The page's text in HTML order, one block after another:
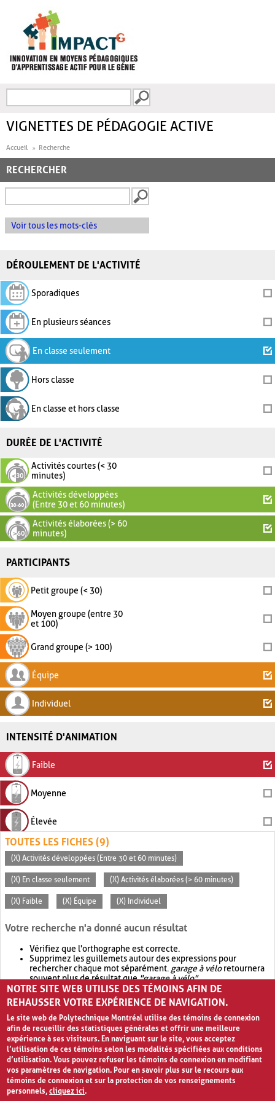
FORMULAIRE DE
VIGNETTES DE PÉDAGOGIE ACTIVE
Accueil Recherche
RECHERCHER
Voir tous les mots-clés
DÉROULEMENT DE L'ACTIVITÉ
Sporadiques
En plusieurs séances
En classe seulement
Hors classe
En classe et hors classe
DURÉE DE L'ACTIVITÉ
Activités courtes (< 30
minutes)
Activités développées
(Entre 30 et 60 minutes)
Activités élaborées (> 60
minutes)
PARTICIPANTS
Petit groupe (< 30)
Moyen groupe (entre 30
et 100)
Grand groupe (> 100)
Équipe
Individuel
INTENSITÉ D'ANIMATION
Faible
Moyenne
Élevée
TOUTES LES FICHES (9)
(X) Activités développées (Entre 30 et 60 minutes)
(X) En classe seulement (X) Activités élaborées (> 60 minutes)
(X) Faible (X) Équipe (X) Individuel
Votre recherche n'a donné aucun résultat
Vérifiez que l'orthographe est correcte.
Supprimez les guillemets autour des expressions pour
rechercher chaque mot séparément. garage à véloretournera
souvent plus de résultat que"garage à vélo".
Envisagez d'élargir votre recherche avec OR.garage OR vélo
retournera souvent plus de résultat quegarage à vélo
NOTRE SITE WEB UTILISE DES TÉMOINS AFIN DE
REHAUSSER VOTRE EXPÉRIENCE DE NAVIGATION.
Le site web de Polytechnique Montréal utilise des témoins de connexion
afin de recueillir des statistiques générales et offrir une meilleure
expérience à ses visiteurs. En naviguant sur le site, vous acceptez
l’utilisation de ces témoins selon les modalités spécifiées aux conditions
d’utilisation. Vous pouvez refuser les témoins de connexion en modifiant
vos paramètres de navigation. Pour en savoir plus sur le recours aux
témoins de connexion et sur la protection de vos renseignements
personnels,cliquez ici.